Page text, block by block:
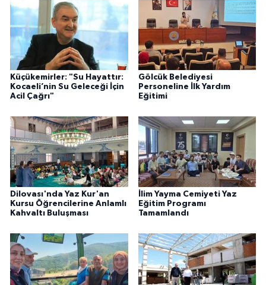
Küçükemirler: "Su Hayattır:
Kocaeli’nin Su Geleceği İçin
Acil Çağrı"
Gölcük Belediyesi
Personeline İlk Yardım
Eğitimi
Dilovası'nda Yaz Kur'an
Kursu Öğrencilerine Anlamlı
Kahvaltı Buluşması
İlim Yayma Cemiyeti Yaz
Eğitim Programı
Tamamlandı